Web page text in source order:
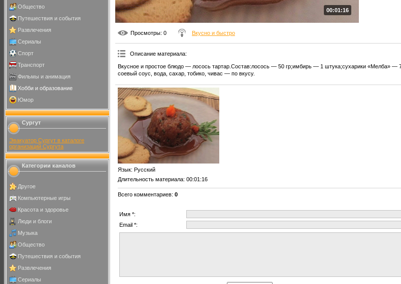
Общество
Путешествия и события
Развлечения
Сериалы
Спорт
Транспорт
Фильмы и анимация
Хобби и образование
Юмор
Сургут
Эвакуатор Сургут в каталоге
организаций Сургута
Категории каналов
Другое
Компьютерные игры
Красота и здоровье
Люди и блоги
Музыка
Общество
Путешествия и события
Развлечения
Сериалы
00:01:16
Просмотры: 0 Вкусно и быстро
Описание материала:
Вкусное и простое блюдо — лосось тартар.Состав:лосось — 50 гр;имбирь — 1 штука;сухарики «Мелба» — 7
соевый соус, вода, сахар, тобико, чивас — по вкусу.
Язык: Русский
Длительность материала: 00:01:16
Всего комментариев: 0
Имя *:
Email *: